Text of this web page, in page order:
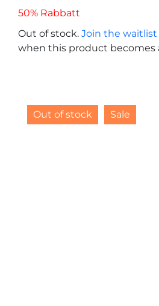
50% Rabbatt
Out of stock. Join the waitlist
when this product becomes
Out of stock Sale